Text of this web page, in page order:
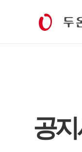
공